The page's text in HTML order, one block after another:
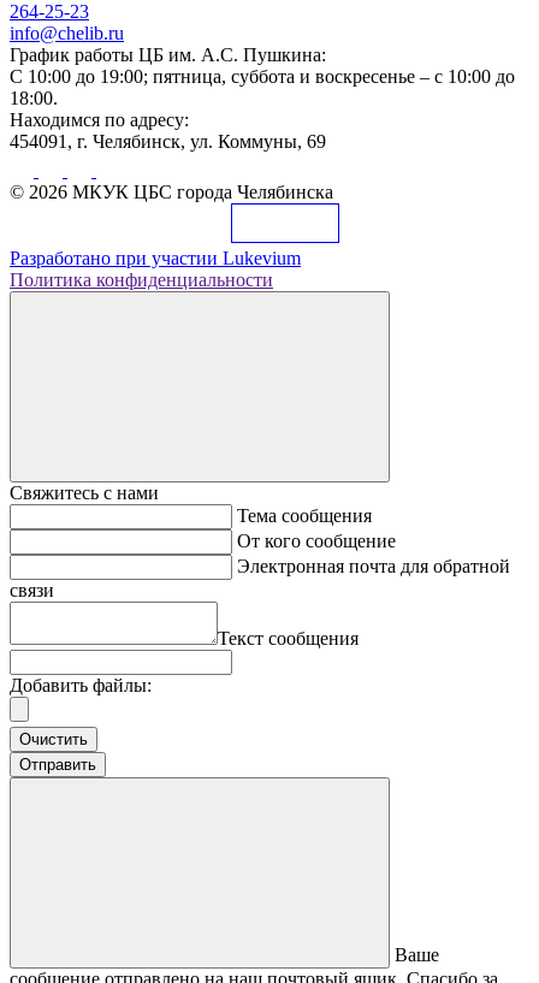
264-25-23
info@chelib.ru
График работы ЦБ им. А.С. Пушкина:
С 10:00 до 19:00; пятница, суббота и воскресенье – с 10:00 до
18:00.
Находимся по адресу:
454091, г. Челябинск, ул. Коммуны, 69
© 2026 МКУК ЦБС города Челябинска
Разработано при участии Lukevium
Политика конфиденциальности
Свяжитесь с нами
Тема сообщения
От кого сообщение
Электронная почта для обратной
связи
Текст сообщения
Добавить файлы:
Очистить
Отправить
Ваше
сообщение отправлено на наш почтовый ящик. Спасибо за